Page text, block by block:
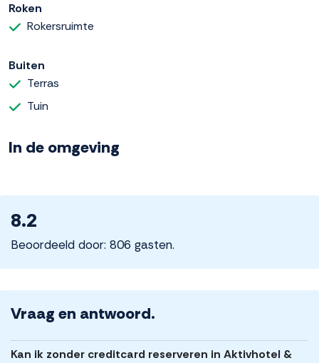
Roken
Rokersruimte
Buiten
Terras
Tuin
In de omgeving
8.2
Beoordeeld door: 806 gasten.
Vraag en antwoord.
Kan ik zonder creditcard reserveren in Aktivhotel &